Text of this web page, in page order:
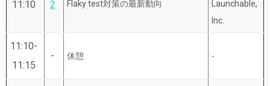
11:10
2
Flaky test対策の最新動向
Launchable,
Inc.
11:10-
11:15
- 休憩 -